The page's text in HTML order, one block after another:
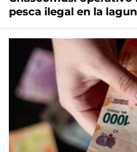
pesca ilegal en la